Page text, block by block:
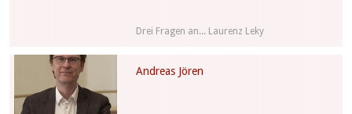
Drei Fragen an... Laurenz Leky
Andreas Jören